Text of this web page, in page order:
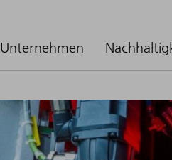
Unternehmen